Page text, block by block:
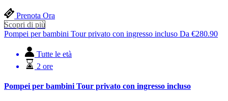
Prenota Ora
Scopri di più
Pompei per bambini Tour privato con ingresso incluso Da €280.90
Tutte le età
2 ore
Pompei per bambini Tour privato con ingresso incluso